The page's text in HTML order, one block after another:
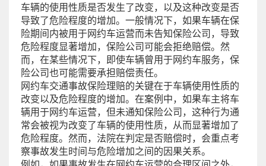
车辆的使用性质是否发生了改变，以及这种改变是否
导致了危险程度的增加。一般情况下，如果车辆在保
险期间内被用于网约车运营而未告知保险公司，导致
危险程度显著增加，保险公司可能会拒绝赔偿。然
而，在某些情况下，即使车辆曾用于网约车服务，保
险公司也可能需要承担赔偿责任。
网约车交通事故保险理赔的关键在于车辆使用性质的
改变以及危险程度的增加。在案例中，如果车主将车
辆用于网约车运营，但未通知保险公司，这种行为通
常会被视为改变了车辆的使用性质，从而显著增加了
危险程度。然而，法院在判定是否赔偿时，会重点考
察事故发生时间与危险增加之间的因果关系。